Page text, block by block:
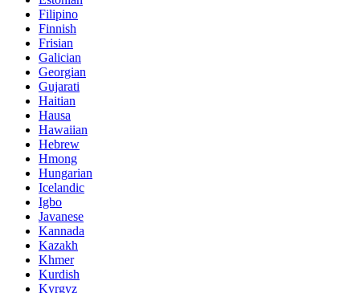
Filipino
Finnish
Frisian
Galician
Georgian
Gujarati
Haitian
Hausa
Hawaiian
Hebrew
Hmong
Hungarian
Icelandic
Igbo
Javanese
Kannada
Kazakh
Khmer
Kurdish
Kyrgyz